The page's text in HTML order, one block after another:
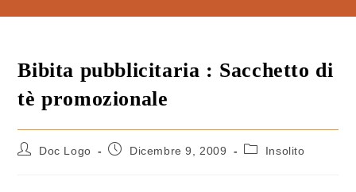
Bibita pubblicitaria : Sacchetto di
tè promozionale
Doc Logo Dicembre 9, 2009 Insolito